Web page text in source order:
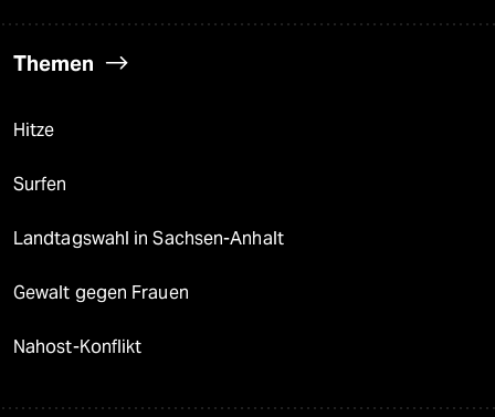
Themen
Hitze
Surfen
Landtagswahl in Sachsen-Anhalt
Gewalt gegen Frauen
Nahost-Konflikt